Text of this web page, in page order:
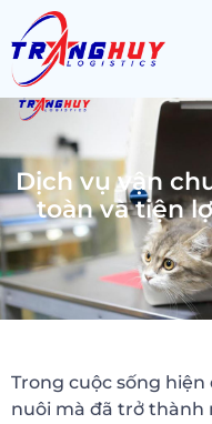
Dịch vụ vận
toàn và tiện
Trong cuộc sống
nuôi mà đã trở